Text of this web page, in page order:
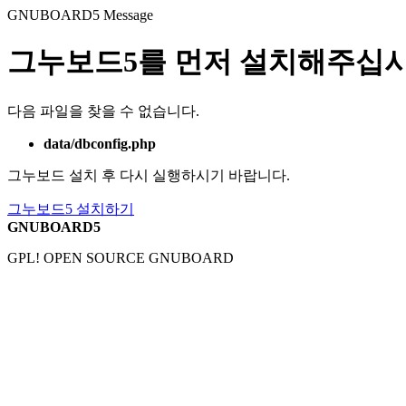
GNUBOARD5 Message
그누보드5를 먼저 설치해주십
다음 파일을 찾을 수 없습니다.
data/dbconfig.php
그누보드 설치 후 다시 실행하시기 바랍니다.
그누보드5 설치하기
GNUBOARD5
GPL! OPEN SOURCE GNUBOARD